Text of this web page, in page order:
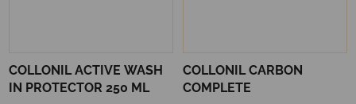
COLLONIL ACTIVE WASH
IN PROTECTOR 250 ML
COLLONIL CARBON
COMPLETE